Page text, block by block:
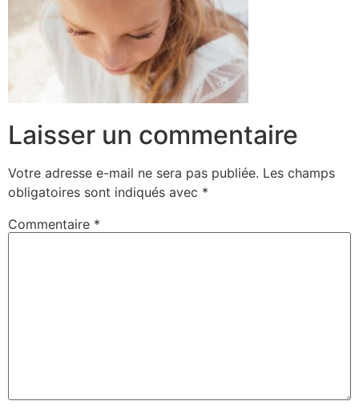
Laisser un commentaire
Votre adresse e-mail ne sera pas publiée. Les champs
obligatoires sont indiqués avec *
Commentaire *